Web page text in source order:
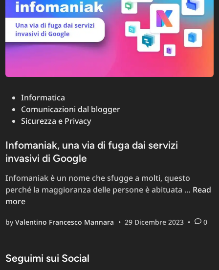
PostedInformatica
Comunicazioni dal blogger
Sicurezza e Privacy
Infomaniak, una via di fuga dai servizi
invasivi di Google
Infomaniak è un nome che sfugge a molti, questo
perché la maggioranza delle persone è abituata …
di
Read
more
byValentino Francesco Mannara • 29 Dicembre 2023 • 0
Seguimi sui Social